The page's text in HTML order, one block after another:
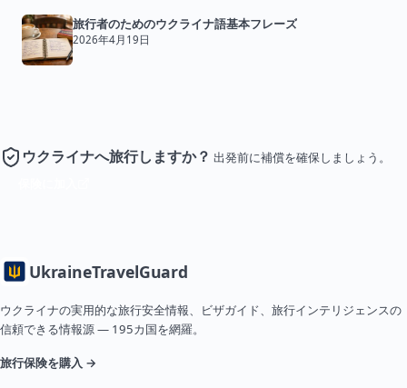
旅行者のためのウクライナ語基本フレーズ
2026年4月19日
ウクライナへ旅行しますか？ 出発前に補償を確保しましょう。
UkraineTravelGuard
ウクライナの実用的な旅行安全情報、ビザガイド、旅行インテリジェンスの
信頼できる情報源 — 195カ国を網羅。
旅行保険を購入 →